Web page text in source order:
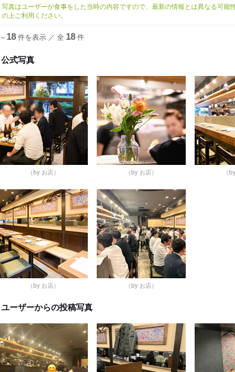
写真はユーザーが食事をした当時の内容ですので、最新の情報とは異なる可能
の上ご利用ください。
～18件を表示 ／ 全 18件
公式写真
（by お店） （by お店） （
（by お店） （by お店）
ユーザーからの投稿写真